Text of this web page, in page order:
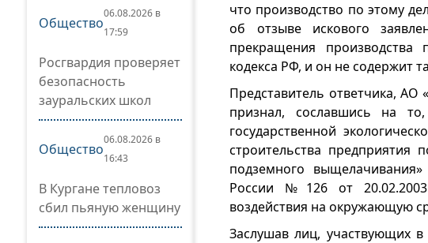
Общество
06.08.2026 в
17:59
Росгвардия проверяет
безопасность
зауральских школ
Общество
06.08.2026 в
16:43
В Кургане тепловоз
сбил пьяную женщину
что производство по этому
об отзыве искового
прекращения производства
кодекса РФ, и он не содержит
Представитель ответчика, АО
признал, сославшись на
государственной
строительства предприятия
подземного
России №126 от 20.02.2003
воздействия на окружающую
Заслушав лиц, участвующих